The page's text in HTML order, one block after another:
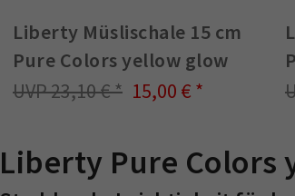
Liberty Müslischale 15 cm
Pure Colors yellow glow
23,10 €
15,00 €
Liberty Pure Colors